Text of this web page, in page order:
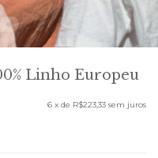
Linho Europeu
6 x de R$223,33 sem juros